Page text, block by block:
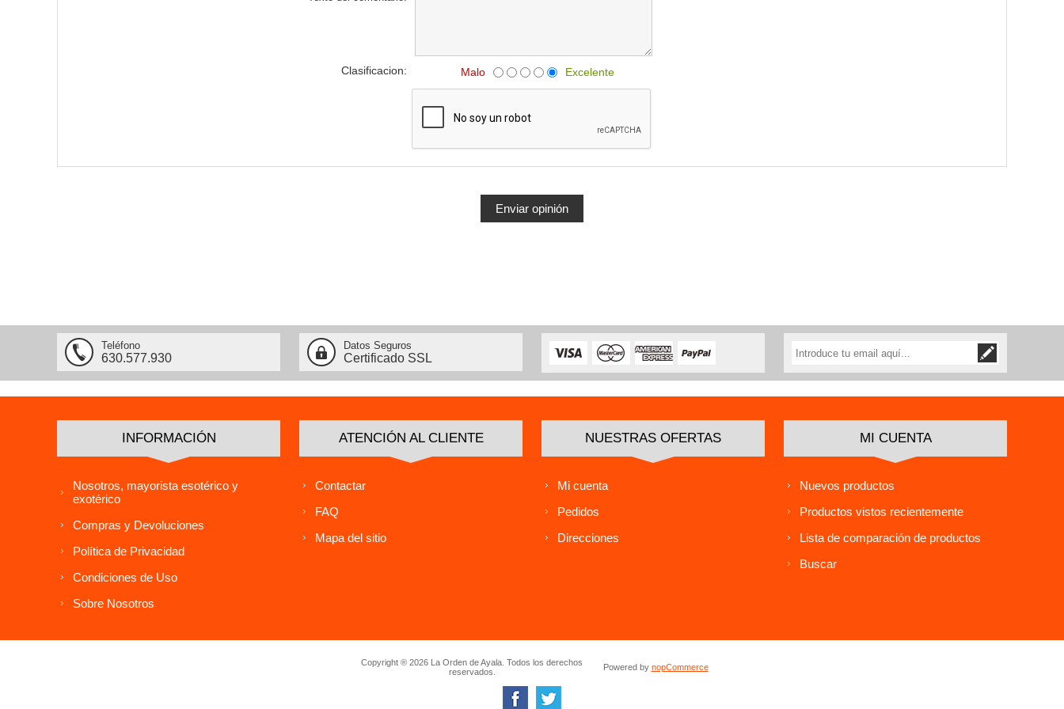
Clasificacion: Malo Excelente
Teléfono
630.577.930
Datos Seguros
Certificado SSL
INFORMACIÓN
Nosotros, mayorista esotérico y
exotérico
Compras y Devoluciones
Política de Privacidad
Condiciones de Uso
Sobre Nosotros
ATENCIÓN AL CLIENTE
Contactar
FAQ
Mapa del sitio
NUESTRAS OFERTAS
Mi cuenta
Pedidos
Direcciones
MI CUENTA
Nuevos productos
Productos vistos recientemente
Lista de comparación de productos
Buscar
Copyright ® 2026 La Orden de Ayala. Todos los derechos
reservados.
Powered by nopCommerce